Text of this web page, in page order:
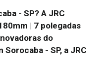
- SP? A JRC
| 7 polegadas
do
- SP, a JRC